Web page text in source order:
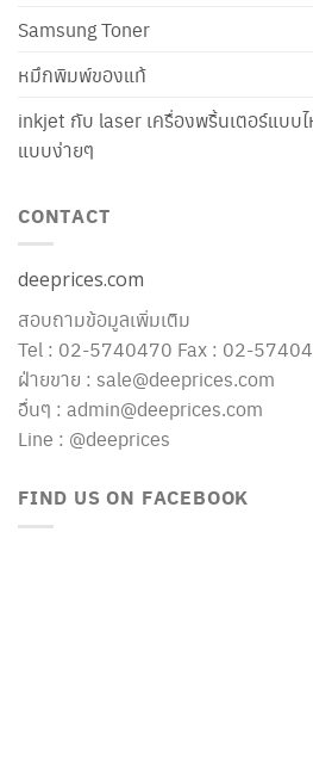
Samsung Toner
หมึกพิมพ์ของแท้
inkjet กับ laser เครื่องพริ้นเตอร์แบบ
แบบง่ายๆ
CONTACT
deeprices.com
สอบถามข้อมูลเพิ่มเติม
Tel : 02-5740470 Fax : 02-
ฝ่ายขาย : sale@deeprices.com
อื่นๆ : admin@deeprices.com
Line : @deeprices
FIND US ON FACEBOOK